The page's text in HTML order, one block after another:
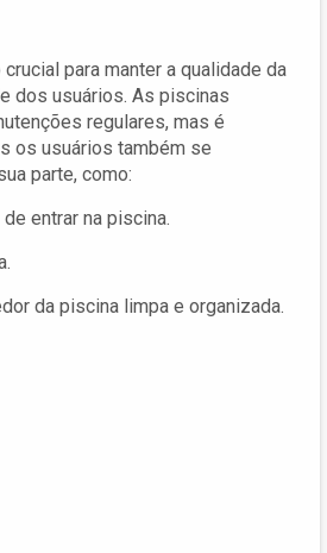
para manter a qualidade da
dos usuários. As piscinas
regulares, mas é
os usuários também se
parte, como:
entrar na piscina.
da piscina limpa e organizada.